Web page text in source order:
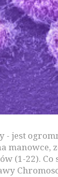
jest
manowce,
(1-22). Co